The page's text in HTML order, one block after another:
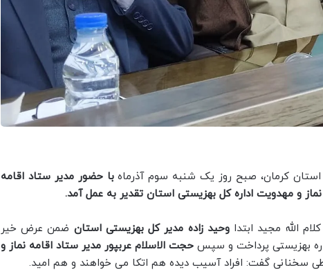
استان کرمان، صبح روز یک شنبه سوم آذرماهبا حضور مدیر ستاد اقامه
نماز و مهدویت اداره کل بهزیستی استان تقدیر به عمل آمد.
الله مجید ابتدا وحید زاده مدیر کل بهزیستی استان ضمن عرض خیر
بهزیستی پرداخت و سپس حجت الاسلام عربپور مدیر ستاد اقامه نماز و
سخنانی گفت: افراد آسیب دیده هم اتکا می خواهند و هم امید.